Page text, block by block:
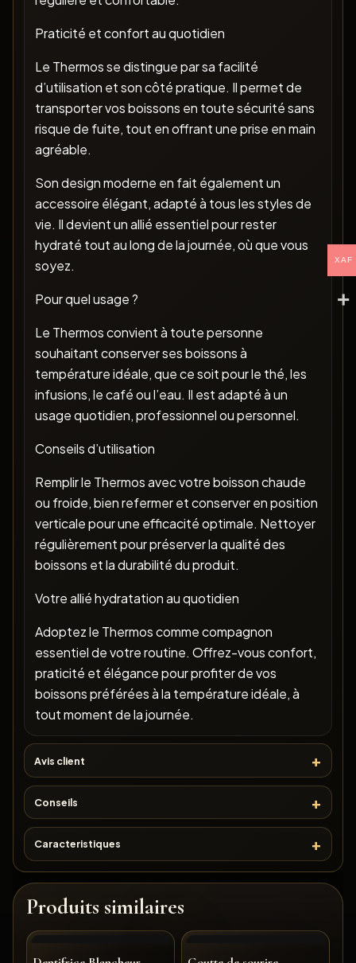
Praticité et confort au quotidien
Le Thermos se distingue par sa facilité
d’utilisation et son côté pratique. Il permet de
transporter vos boissons en toute sécurité sans
risque de fuite, tout en offrant une prise en main
agréable.
Son design moderne en fait également un
accessoire élégant, adapté à tous les styles de
vie. Il devient un allié essentiel pour rester
hydraté tout au long de la journée, où que vous
soyez.
Pour quel usage ?
Le Thermos convient à toute personne
souhaitant conserver ses boissons à
température idéale, que ce soit pour le thé, les
infusions, le café ou l’eau. Il est adapté à un
usage quotidien, professionnel ou personnel.
Conseils d’utilisation
Remplir le Thermos avec votre boisson chaude
ou froide, bien refermer et conserver en position
verticale pour une efficacité optimale. Nettoyer
régulièrement pour préserver la qualité des
boissons et la durabilité du produit.
Votre allié hydratation au quotidien
Adoptez le Thermos comme compagnon
essentiel de votre routine. Offrez-vous confort,
praticité et élégance pour profiter de vos
boissons préférées à la température idéale, à
tout moment de la journée.
Avis client
Conseils
Caracteristiques
Produits similaires
XAF